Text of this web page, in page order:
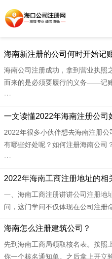
海南新注册的公司何时开始记
海南公司注册成功，拿到营业执照
而来的是必须要履行的义务——记
···
一文读懂2022年海南注册公司
2022年很多小伙伴想去海南注册
有哪些好处呢？如何注册海南公司
···
​​2022年海南工商注册地址的相
一、海南工商注册讲讲公司注册
问，这门学问不仅体现在公司注册
​​海南怎么注册建筑公司？
先到海南工商局领取核名表。按照
你一个核名通知单。之后拿上开立